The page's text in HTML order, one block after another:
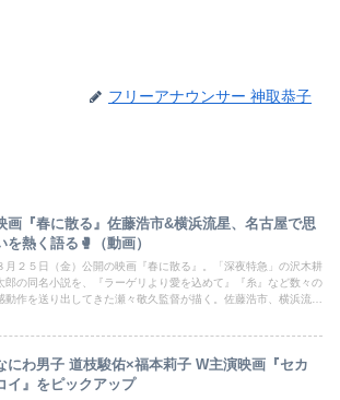
フリーアナウンサー 神取恭子
画『春に散る』佐藤浩市&横浜流星、名古屋で思
を熱く語る🥊（動画）
月２５日（金）公開の映画『春に散る』。「深夜特急」の沢木耕
郎の同名小説を、『ラーゲリより愛を込めて』『糸』など数々の
動作を送り出してきた瀬々敬久監督が描く。佐藤浩市、横浜流星
にわ男子 道枝駿佑×福本莉子 W主演映画『セカ
イ』をピックアップ